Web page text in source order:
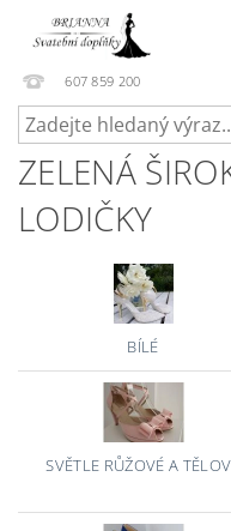
607 859 200
ZELENÁ
LODIČKY
BÍLÉ
SVĚTLE RŮŽOVÉ A